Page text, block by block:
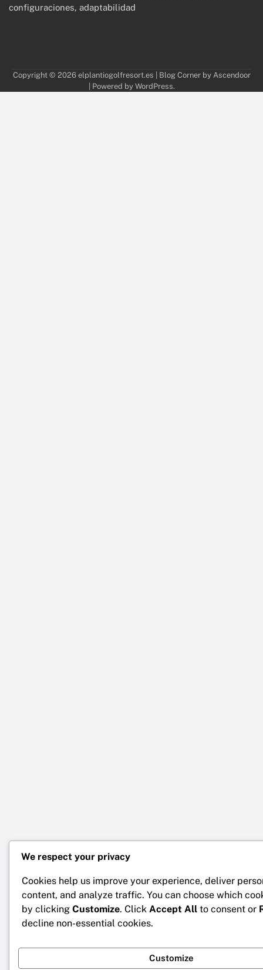
configuraciones, adaptabilidad
Copyright © 2026 elplantiogolfresort.es | Blog Corner by Ascendoor
| Powered by WordPress.
We respect your privacy
Cookies help us improve your experience, deliver
content, and analyze traffic. You can choose which
by clicking Customize. Click Accept All to consent or
decline non-essential cookies.
Customize